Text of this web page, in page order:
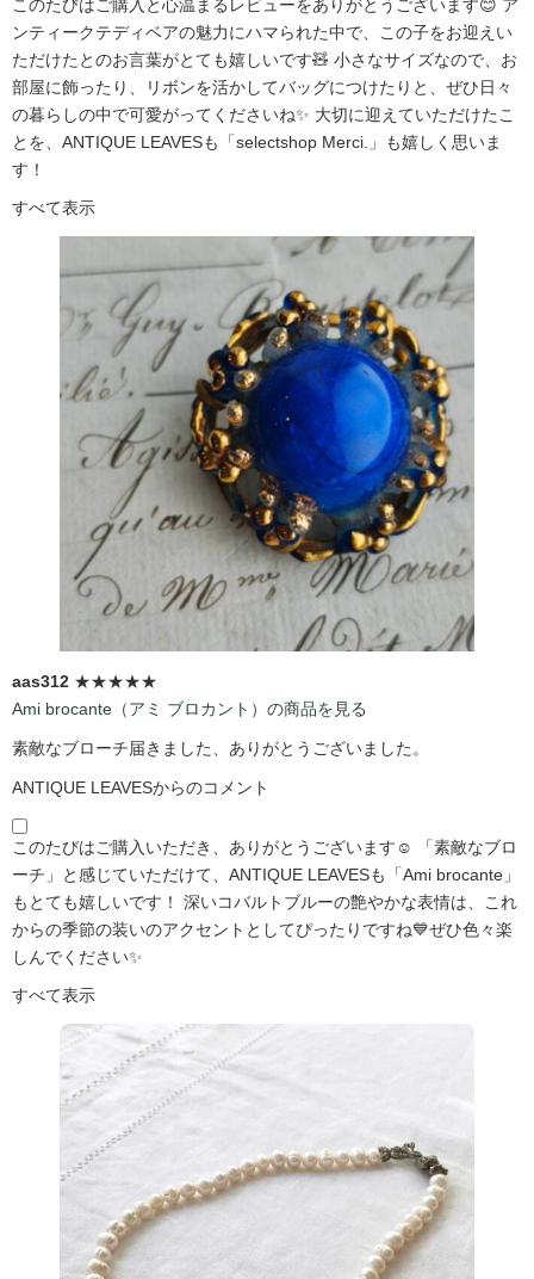
このたびはご購入と心温まるレビューをありがとうございます😊 ア
ンティークテディベアの魅力にハマられた中で、この子をお迎えい
ただけたとのお言葉がとても嬉しいです🧸 小さなサイズなので、お
部屋に飾ったり、リボンを活かしてバッグにつけたりと、ぜひ日々
の暮らしの中で可愛がってくださいね✨ 大切に迎えていただけたこ
とを、ANTIQUE LEAVESも「selectshop Merci.」も嬉しく思いま
す！
すべて表示
aas312 ★★★★★
Ami brocante（アミ ブロカント）の商品を見る
素敵なブローチ届きました、ありがとうございました。
ANTIQUE LEAVESからのコメント
このたびはご購入いただき、ありがとうございます☺️ 「素敵なブロ
ーチ」と感じていただけて、ANTIQUE LEAVESも「Ami brocante」
もとても嬉しいです！ 深いコバルトブルーの艶やかな表情は、これ
からの季節の装いのアクセントとしてぴったりですね💙ぜひ色々楽
しんでください✨
すべて表示